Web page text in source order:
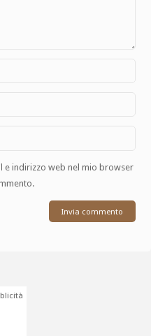
e indirizzo web nel mio browser